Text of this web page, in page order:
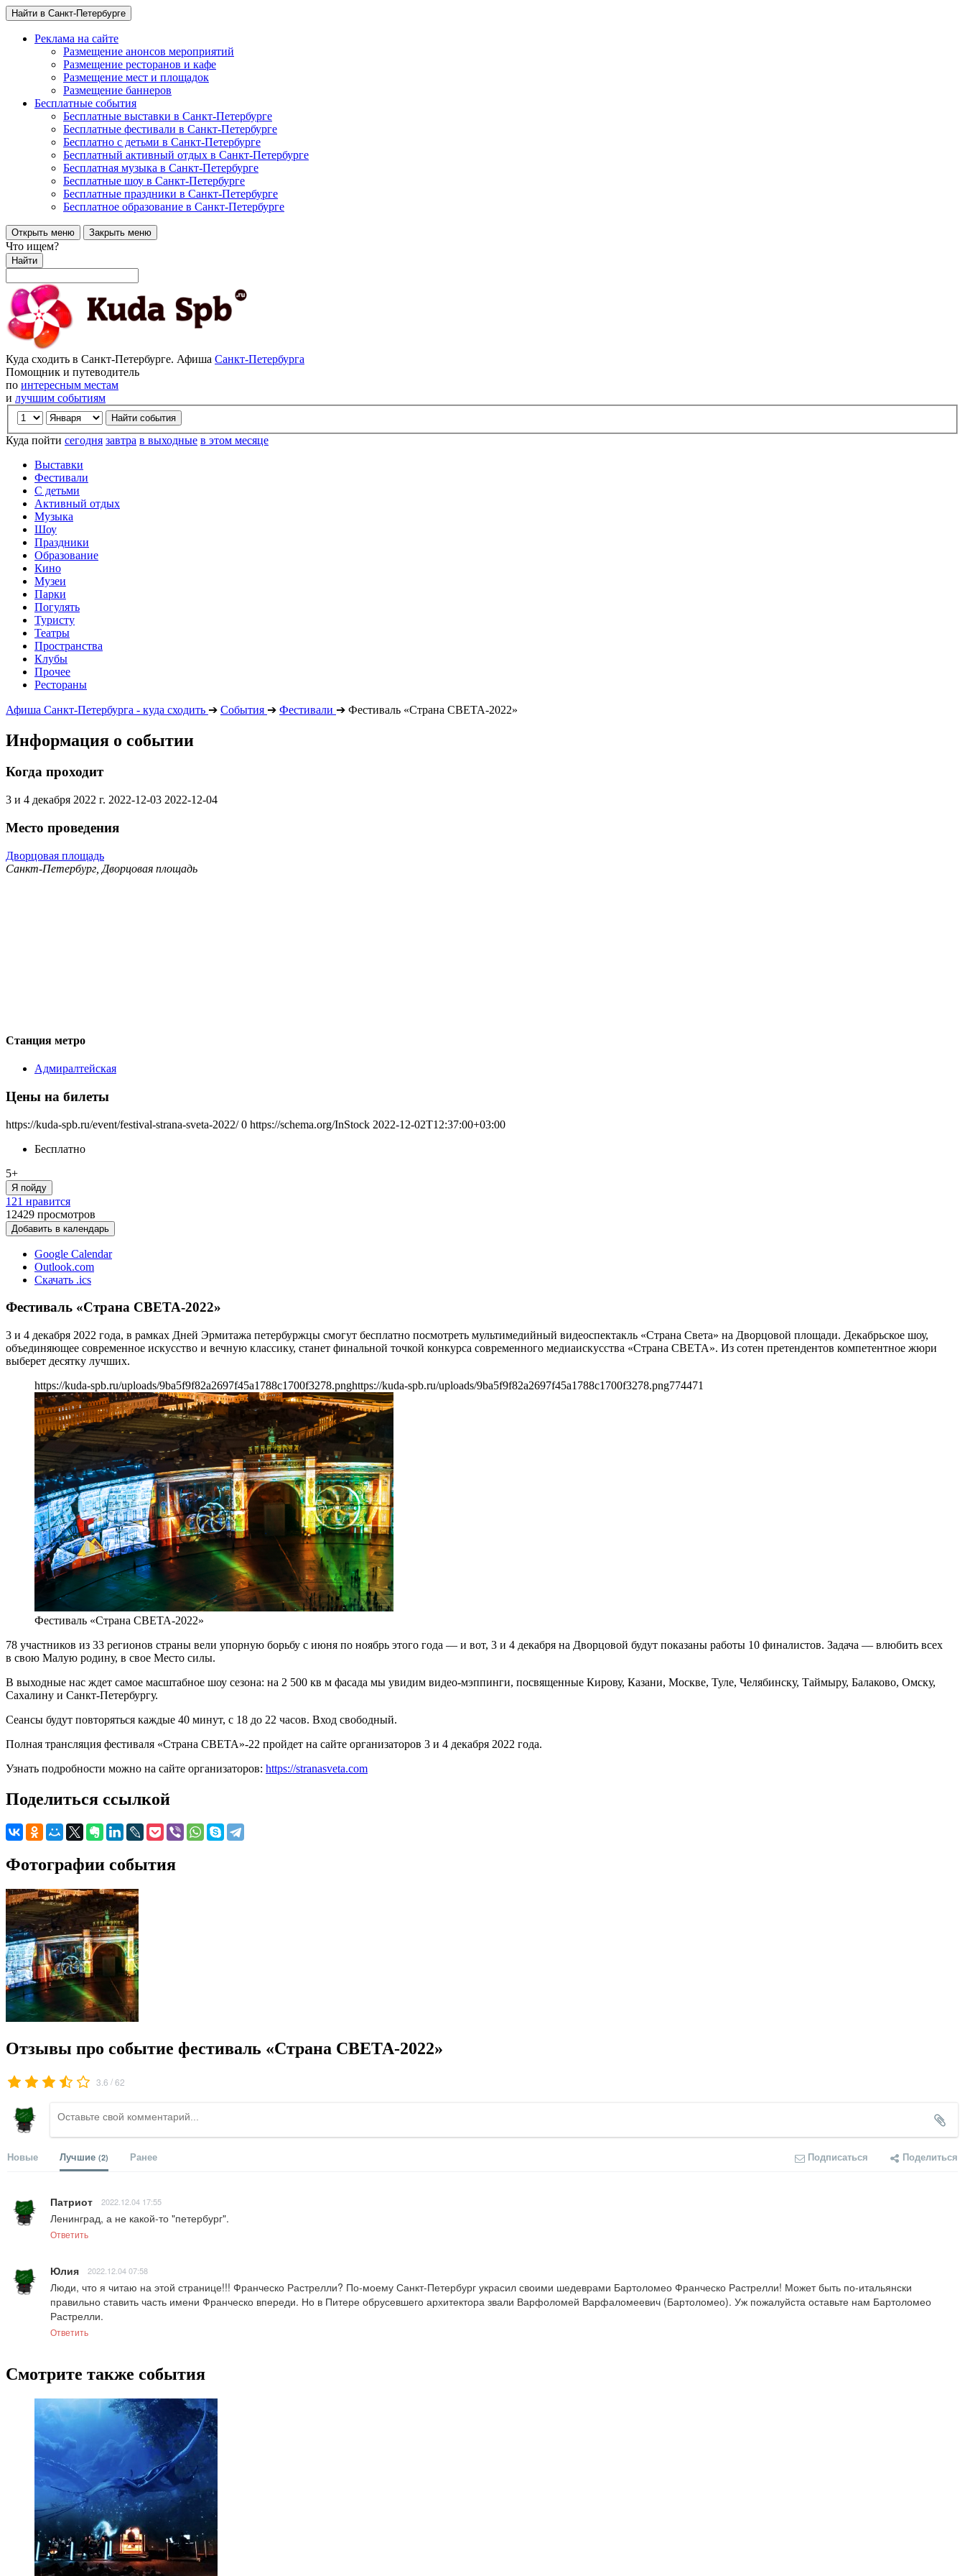
Найти в Санкт-Петербурге
Реклама на сайте
Размещение анонсов мероприятий
Размещение ресторанов и кафе
Размещение мест и площадок
Размещение баннеров
Бесплатные события
Бесплатные выставки в Санкт-Петербурге
Бесплатные фестивали в Санкт-Петербурге
Бесплатно с детьми в Санкт-Петербурге
Бесплатный активный отдых в Санкт-Петербурге
Бесплатная музыка в Санкт-Петербурге
Бесплатные шоу в Санкт-Петербурге
Бесплатные праздники в Санкт-Петербурге
Бесплатное образование в Санкт-Петербурге
Открыть меню Закрыть меню
Что ищем?
Найти
Куда сходить в Санкт-Петербурге. Афиша Санкт-Петербурга
Помощник и путеводитель
по интересным местам
и лучшим событиям
Куда пойти сегодня завтра в выходные в этом месяце
Выставки
Фестивали
С детьми
Активный отдых
Музыка
Шоу
Праздники
Образование
Кино
Музеи
Парки
Погулять
Туристу
Театры
Пространства
Клубы
Прочее
Рестораны
Афиша Санкт-Петербурга - куда сходить ➔ События ➔ Фестивали ➔ Фестиваль «Страна СВЕТА-2022»
Информация о событии
Когда проходит
3 и 4 декабря 2022 г. 2022-12-03 2022-12-04
Место проведения
Дворцовая площадь
Санкт-Петербург, Дворцовая площадь
Станция метро
Адмиралтейская
Цены на билеты
https://kuda-spb.ru/event/festival-strana-sveta-2022/ 0 https://schema.org/InStock 2022-12-02T12:37:00+03:00
Бесплатно
5+
Я пойду
121 нравится
12429 просмотров
Добавить в календарь
Google Calendar
Outlook.com
Скачать .ics
Фестиваль «Страна СВЕТА-2022»
3 и 4 декабря 2022 года, в рамках Дней Эрмитажа петербуржцы смогут бесплатно посмотреть мультимедийный видеоспектакль «Страна Света» на Дворцовой площади. Декабрьское шоу,
объединяющее современное искусство и вечную классику, станет финальной точкой конкурса современного медиаискусства «Страна СВЕТА». Из сотен претендентов компетентное жюри
выберет десятку лучших.
https://kuda-spb.ru/uploads/9ba5f9f82a2697f45a1788c1700f3278.pnghttps://kuda-spb.ru/uploads/9ba5f9f82a2697f45a1788c1700f3278.png774471
Фестиваль «Страна СВЕТА-2022»
78 участников из 33 регионов страны вели упорную борьбу с июня по ноябрь этого года — и вот, 3 и 4 декабря на Дворцовой будут показаны работы 10 финалистов. Задача — влюбить всех
в свою Малую родину, в свое Место силы.
В выходные нас ждет самое масштабное шоу сезона: на 2 500 кв м фасада мы увидим видео-мэппинги, посвященные Кирову, Казани, Москве, Туле, Челябинску, Таймыру, Балаково, Омску,
Сахалину и Санкт-Петербургу.
Сеансы будут повторяться каждые 40 минут, с 18 до 22 часов. Вход свободный.
Полная трансляция фестиваля «Страна СВЕТА»-22 пройдет на сайте организаторов 3 и 4 декабря 2022 года.
Узнать подробности можно на сайте организаторов: https://stranasveta.com
Поделиться ссылкой
Фотографии события
Отзывы про событие фестиваль «Страна СВЕТА-2022»
3.6 /62
Новые Лучшие (2) Ранее Подписаться Поделиться
Патриот 2022.12.04 17:55
Ленинград, а не какой-то "петербург".
Ответить
Юлия 2022.12.04 07:58
Люди, что я читаю на этой странице!!! Франческо Растрелли? По-моему Санкт-Петербург украсил своими шедеврами Бартоломео Франческо Растрелли! Может быть по-итальянски
правильно ставить часть имени Франческо впереди. Но в Питере обрусевшего архитектора звали Варфоломей Варфаломеевич (Бартоломео). Уж пожалуйста оставьте нам Бартоломео
Растрелли.
Ответить
Смотрите также события